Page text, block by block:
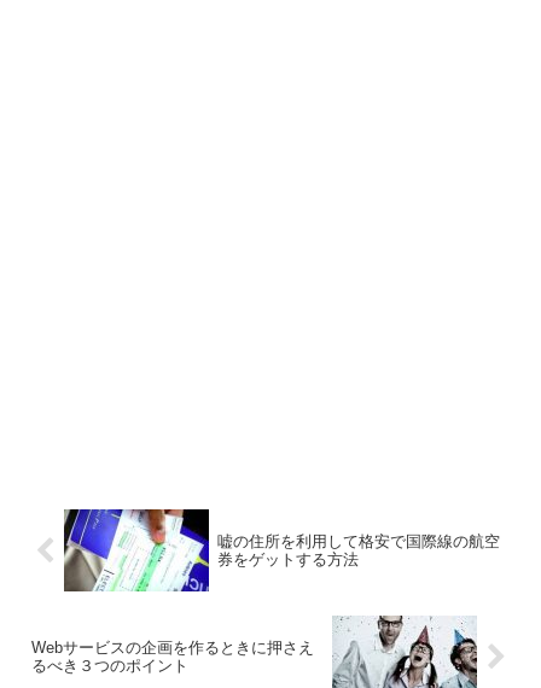
嘘の住所を利用して格安で国際線の航空
券をゲットする方法
Webサービスの企画を作るときに押さえ
るべき３つのポイント